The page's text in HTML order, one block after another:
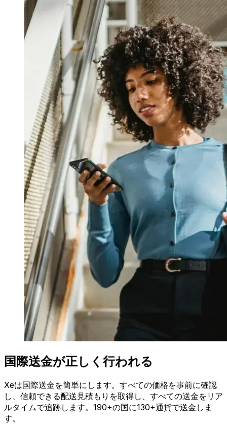
国際送金が正しく行われる
Xeは国際送金を簡単にします。すべての価格を事前に確認
し、信頼できる配送見積もりを取得し、すべての送金をリア
ルタイムで追跡します。190+の国に130+通貨で送金しま
す。